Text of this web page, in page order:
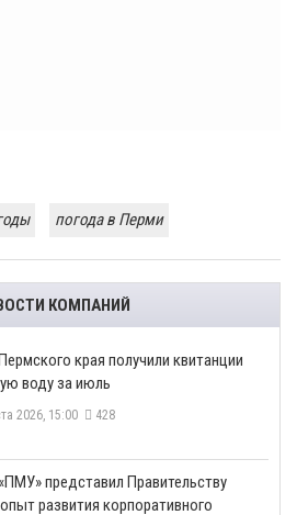
погода в Перми
КОМПАНИЙ
края получили квитанции
воду за июль
2026, 15:00 428
представил Правительству
развития корпоративного